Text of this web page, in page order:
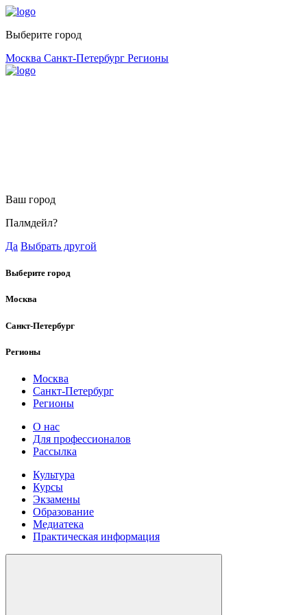
Выберите город
Москва Санкт-Петербург Регионы
Ваш город
Палмдейл?
Да Выбрать другой
Выберите город
Москва
Санкт-Петербург
Регионы
Москва
Санкт-Петербург
Регионы
О нас
Для профессионалов
Рассылка
Культура
Курсы
Экзамены
Образование
Медиатека
Практическая информация